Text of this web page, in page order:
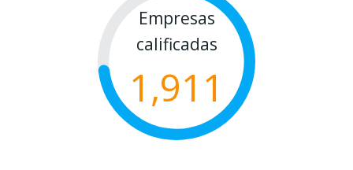
Empresas
calificadas
1,911